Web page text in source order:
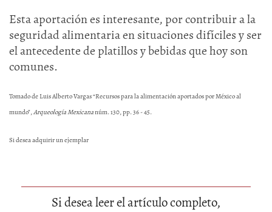
Esta aportación es interesante, por contribuir a la
seguridad alimentaria en situaciones difíciles y ser
el antecedente de platillos y bebidas que hoy son
comunes.
Tomado de Luis Alberto Vargas “Recursos para la alimentación aportados por México al
mundo”,Arqueología Mexicananúm. 130, pp. 36 - 45.
Si desea adquirir un ejemplar
Si desea leer el artículo completo,